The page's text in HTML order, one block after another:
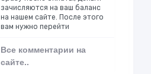
зачисляются на ваш баланс
на нашем сайте. После этого
вам нужно перейти
Все комментарии на
сайте..